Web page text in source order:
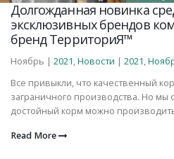
Долгожданная новинка
эксклюзивных брендов
бренд ТерриториЯ™
Ноябрь | 2021,Новости | 2021,
Все привыкли, что качественный
заграничного производства. Но мы
достойный корм можно
Read More